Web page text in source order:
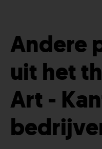
Andere
uit het
Art -